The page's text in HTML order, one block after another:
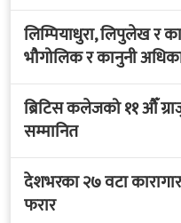
लिम्पियाधुरा, लिपुलेख र
भौगोलिक र कानुनी
ब्रिटिस कलेजको ११ औँ
सम्मानित
देशभरका २७ वटा
फरार